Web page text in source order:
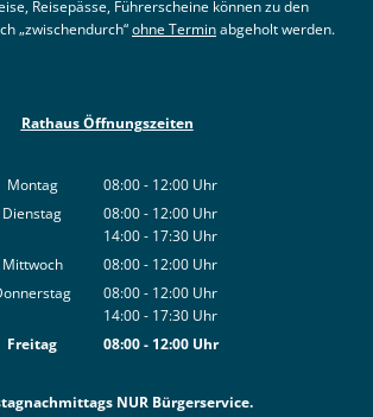
Reisepässe, Führerscheine können zu den
„zwischendurch“ohne Terminabgeholt werden.
Rathaus Öffnungszeiten
Montag 08:00- 12:00 Uhr
Von 08:00 bis 12:00 Uhr
Dienstag 08:00- 12:00 Uhr
Von 08:00 bis 12:00 Uhr
14:00- 17:30 Uhr
Von 14:00 bis 17:30 Uhr
Mittwoch 08:00- 12:00 Uhr
Von 08:00 bis 12:00 Uhr
08:00- 12:00 Uhr
Von 08:00 bis 12:00 Uhr
14:00- 17:30 Uhr
Von 14:00 bis 17:30 Uhr
Freitag 08:00- 12:00Uhr
NUR Bürgerservice.